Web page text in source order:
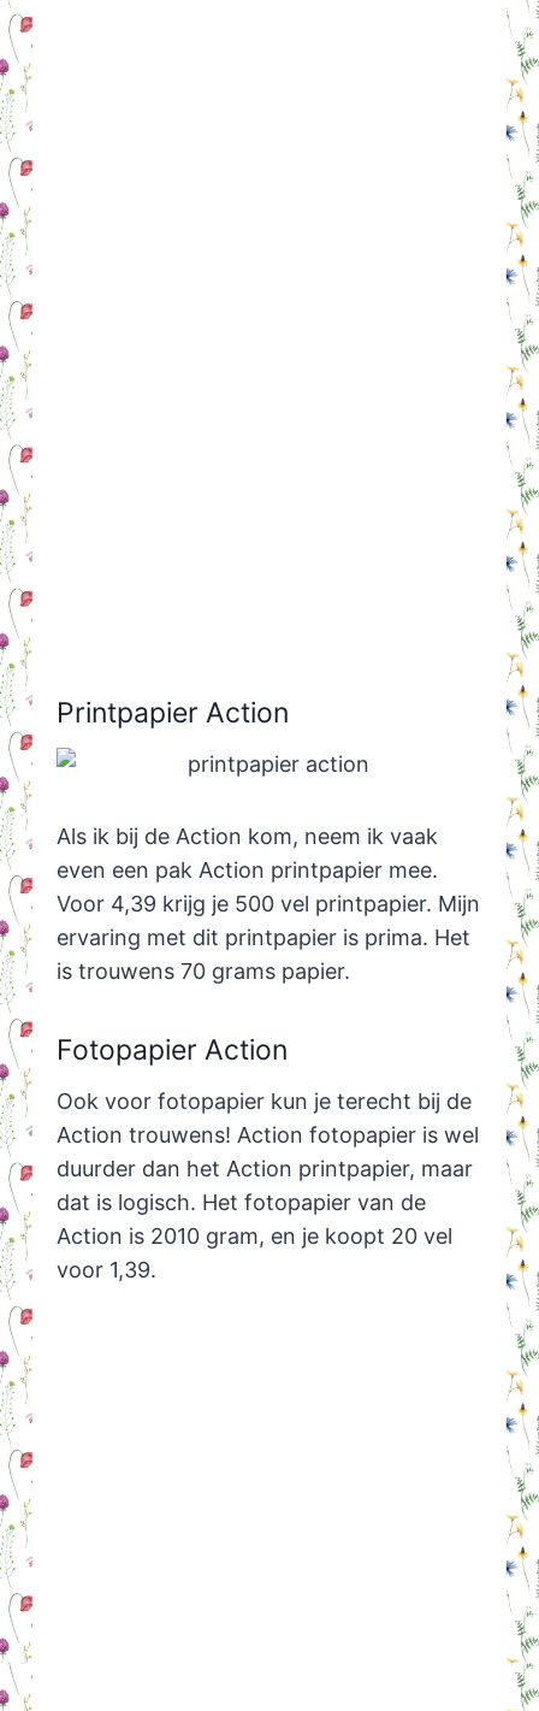
Printpapier Action
Als ik bij de Action kom, neem ik vaak
even een pak Action printpapier mee.
Voor 4,39 krijg je 500 vel printpapier. Mijn
ervaring met dit printpapier is prima. Het
is trouwens 70 grams papier.
Fotopapier Action
Ook voor fotopapier kun je terecht bij de
Action trouwens! Action fotopapier is wel
duurder dan het Action printpapier, maar
dat is logisch. Het fotopapier van de
Action is 2010 gram, en je koopt 20 vel
voor 1,39.